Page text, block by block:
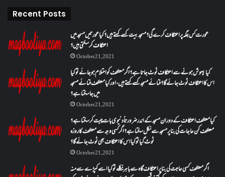
Recent Posts
عورت کس جگہ پر اعتکاف کرے گی؟مسجد بیت کسے کہتے ہیں؟کیا عورتیں مسجد میں
اعتکاف کر سکتی ہیں؟
October 21, 2021
کیا بیہوش ہونے سے اعتکاف ٹوٹ جاتا ہے؟ اگر معتکف کو احتلام ہو جائے تو کیا
اس کا اعتکاف ٹوٹ جائے گا؟فنائے مسجد کسے کہتے ہیں ، اور کیا معتکف فنائے مسجد
میں جا سکتا ہے؟
October 21, 2021
کیا معتکف اعتکاف کے دوران مسجد کے اندر ضرورتاً دنیوی بات چیت کر سکتا ہے؟
معتکف کن حاجات کی بنا پر مسجد سے نکل سکتا ہے؟ اگر کسی وجہ سے معتکف کا روزہ
ٹوٹ گیا تو کیا اس کا اعتکاف بھی ٹوٹ جائے گا؟
October 21, 2021
اگر معتکف کسی حاجت کی بنا پر اعتکاف گاہ سے باہر نکلے تو کیا اسے کپڑے سے منہ